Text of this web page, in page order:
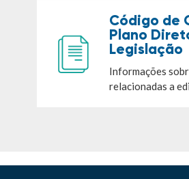
Código de
Plano
Legislação
Informações
relacionadas a